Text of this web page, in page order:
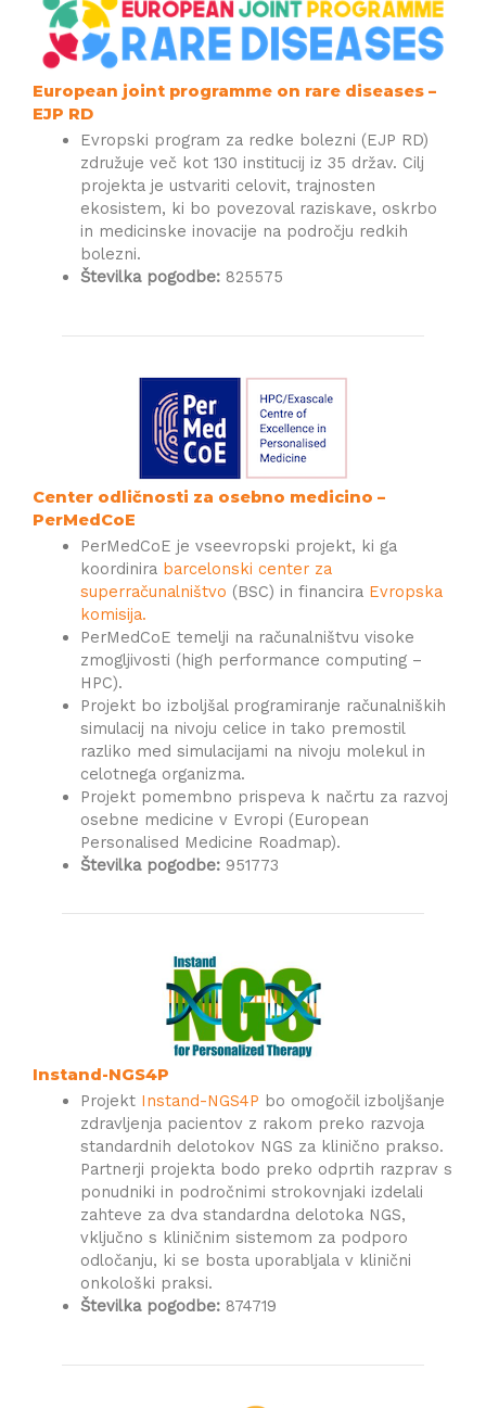
European joint programme on rare diseases –
EJP RD
Evropski program za redke bolezni (EJP RD)
združuje več kot 130 institucij iz 35 držav. Cilj
projekta je ustvariti celovit, trajnosten
ekosistem, ki bo povezoval raziskave, oskrbo
in medicinske inovacije na področju redkih
bolezni.
Številka pogodbe:825575
Center odličnosti za osebno medicino –
PerMedCoE
PerMedCoE je vseevropski projekt, ki ga
koordinira barcelonski center za
superračunalništvo (BSC) in financira Evropska
komisija.
PerMedCoE temelji na računalništvu visoke
zmogljivosti (high performance computing –
HPC).
Projekt bo izboljšal programiranje računalniških
simulacij na nivoju celice in tako premostil
razliko med simulacijami na nivoju molekul in
celotnega organizma.
Projekt pomembno prispeva k načrtu za razvoj
osebne medicine v Evropi (European
Personalised Medicine Roadmap).
Številka pogodbe:951773
Instand-NGS4P
Projekt Instand-NGS4P bo omogočil izboljšanje
zdravljenja pacientov z rakom preko razvoja
standardnih delotokov NGS za klinično prakso.
Partnerji projekta bodo preko odprtih razprav s
ponudniki in področnimi strokovnjaki izdelali
zahteve za dva standardna delotoka NGS,
vključno s kliničnim sistemom za podporo
odločanju, ki se bosta uporabljala v klinični
onkološki praksi.
Številka pogodbe:874719